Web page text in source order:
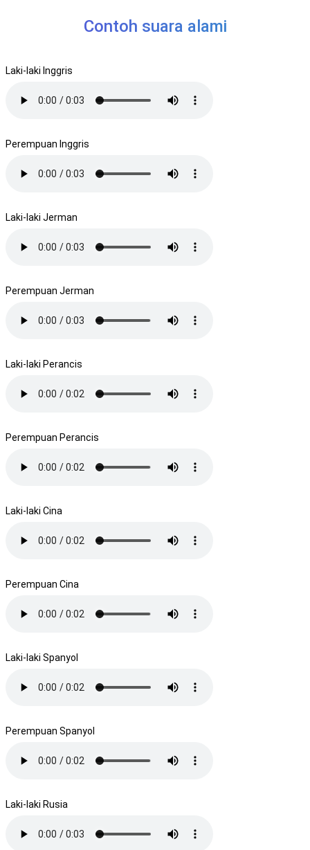
Contoh suara alami
Laki-laki Inggris
Perempuan Inggris
Laki-laki Jerman
Perempuan Jerman
Laki-laki Perancis
Perempuan Perancis
Laki-laki Cina
Perempuan Cina
Laki-laki Spanyol
Perempuan Spanyol
Laki-laki Rusia